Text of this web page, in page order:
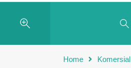
Home Komersial